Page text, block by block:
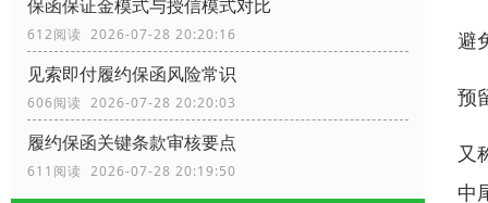
保函保证金模式与授信模式对比
612阅读 2026-07-28 20:20:16
见索即付履约保函风险常识
606阅读 2026-07-28 20:20:03
履约保函关键条款审核要点
611阅读 2026-07-28 20:19:50
避
预
又
中